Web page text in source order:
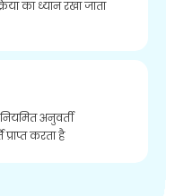
का ध्यान रखा जाता
अनुवर्ती
प्राप्त करता है